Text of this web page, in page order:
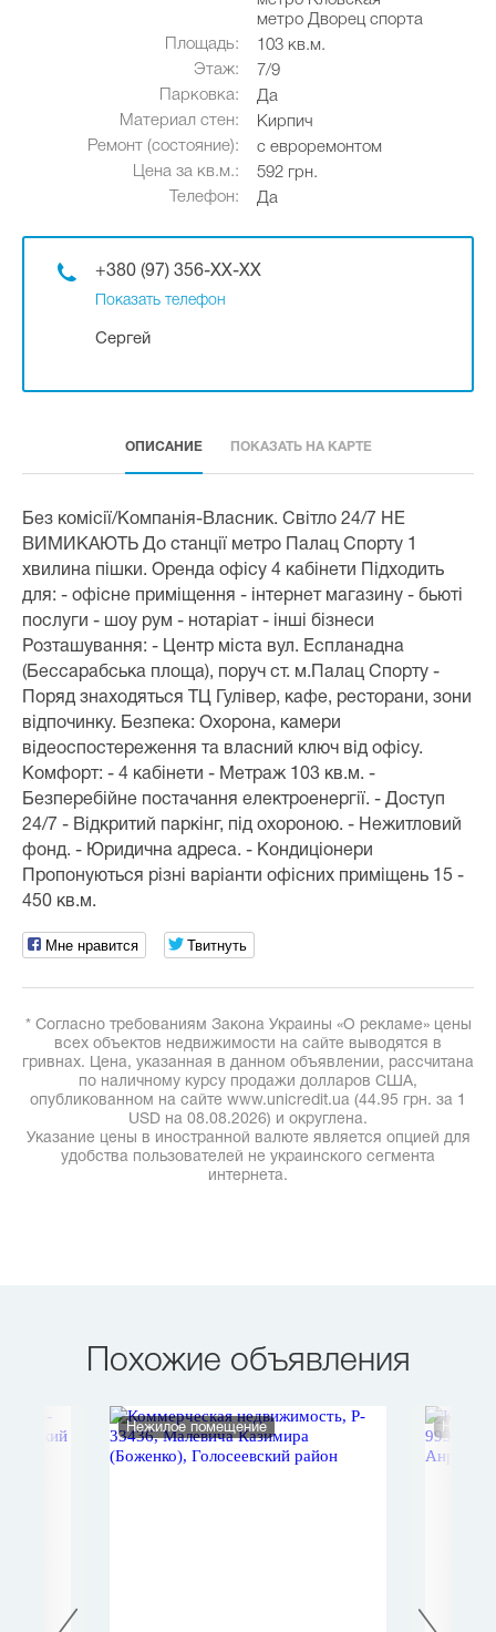
метро Дворец спорта
Площадь:
103 кв.м.
Этаж:
7/9
Парковка:
Да
Материал стен:
Кирпич
Ремонт (состояние):
с евроремонтом
Цена за кв.м.:
592 грн.
Телефон:
Да
+380 (97) 356-XX-XX
Показать телефон
Сергей
ОПИСАНИЕ ПОКАЗАТЬ НА КАРТЕ
Без комісії/Компанія-Власник. Світло 24/7 НЕ
ВИМИКАЮТЬ До станції метро Палац Спорту 1
хвилина пішки. Оренда офісу 4 кабінети Підходить
для: - офісне приміщення - інтернет магазину - бьюті
послуги - шоу рум - нотаріат - інші бізнеси
Розташування: - Центр міста вул. Еспланадна
(Бессарабська площа), поруч ст. м.Палац Спорту -
Поряд знаходяться ТЦ Гулівер, кафе, ресторани, зони
відпочинку. Безпека: Охорона, камери
відеоспостереження та власний ключ від офісу.
Комфорт: - 4 кабінети - Метраж 103 кв.м. -
Безперебійне постачання електроенергії. - Доступ
24/7 - Відкритий паркінг, під охороною. - Нежитловий
фонд. - Юридична адреса. - Кондиціонери
Пропонуються різні варіанти офісних приміщень 15 -
450 кв.м.
Мне нравится Твитнуть
* Согласно требованиям Закона Украины «О рекламе» цены
всех объектов недвижимости на сайте выводятся в
гривнах. Цена, указанная в данном объявлении, рассчитана
по наличному курсу продажи долларов США,
опубликованном на сайте www.unicredit.ua (44.95 грн. за 1
USD на 08.08.2026) и округлена.
Указание цены в иностранной валюте является опцией для
удобства пользователей не украинского сегмента
интернета.
Похожие объявления
Нежилое помещение